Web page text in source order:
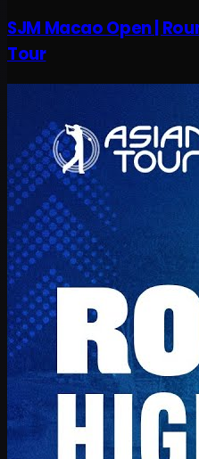
SJM Macao Open |
Tour